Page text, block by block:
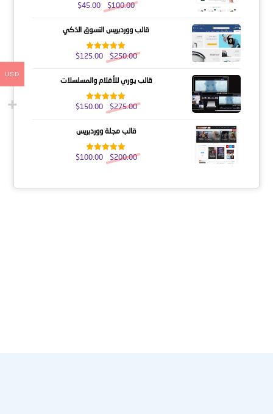
تم التقييم
5.00من 5
$100.00
$45.00
قالب ووردبريس التسوق الذكي
تم التقييم
5.00من 5
$250.00
$125.00
قالب يوري للأفلام والمسلسلات
تم التقييم
5.00من 5
$275.00
$150.00
قالب مجلة ووردبريس
تم التقييم
5.00من 5
$200.00
$100.00
USD